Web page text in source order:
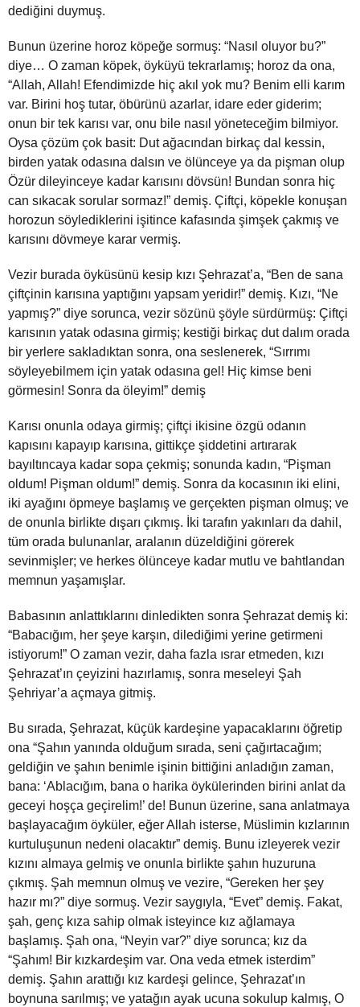
dediğini duymuş.
Bunun üzerine horoz köpeğe sormuş: “Nasıl oluyor bu?”
diye… O zaman köpek, öyküyü tekrarlamış; horoz da ona,
“Allah, Allah! Efendimizde hiç akıl yok mu? Benim elli karım
var. Birini hoş tutar, öbürünü azarlar, idare eder giderim;
onun bir tek karısı var, onu bile nasıl yöneteceğim bilmiyor.
Oysa çözüm çok basit: Dut ağacından birkaç dal kessin,
birden yatak odasına dalsın ve ölünceye ya da pişman olup
Özür dileyinceye kadar karısını dövsün! Bundan sonra hiç
can sıkacak sorular sormaz!” demiş. Çiftçi, köpekle konuşan
horozun söylediklerini işitince kafasında şimşek çakmış ve
karısını dövmeye karar vermiş.
Vezir burada öyküsünü kesip kızı Şehrazat’a, “Ben de sana
çift­çinin karısına yaptığını yapsam yeridir!” demiş. Kızı, “Ne
yapmış?” diye sorunca, vezir sözünü şöyle sürdürmüş: Çiftçi
karısının yatak odasına girmiş; kestiği birkaç dut dalım orada
bir yerlere sakladıktan sonra, ona seslenerek, “Sırrımı
söyleyebilmem için yatak odasına gel! Hiç kimse beni
görmesin! Sonra da öleyim!” demiş
Karısı onunla odaya girmiş; çiftçi ikisine özgü odanın
kapısını kapayıp karısına, gittikçe şiddetini artırarak
bayıltıncaya kadar sopa çekmiş; sonunda kadın, “Pişman
oldum! Pişman oldum!” demiş. Sonra da kocasının iki elini,
iki ayağını öpmeye baş­lamış ve gerçekten pişman olmuş; ve
de onunla birlikte dışarı çıkmış. İki tarafın yakınları da dahil,
tüm orada bulunanlar, aralanın düzeldiğini görerek
sevinmişler; ve herkes ölünceye kadar mutlu ve bahtlandan
memnun yaşamışlar.
Babasının anlattıklarını dinledikten sonra Şehrazat demiş ki:
“Babacığım, her şeye karşın, dilediğimi yerine getirmeni
istiyorum!” O zaman vezir, daha fazla ısrar etmeden, kızı
Şehrazat’ın çeyizini hazırlamış, sonra meseleyi Şah
Şehriyar’a açmaya gitmiş.
Bu sırada, Şehrazat, küçük kardeşine yapacaklarını öğretip
ona “Şahın yanında olduğum sırada, seni çağırtacağım;
geldiğin ve şahın benimle işinin bittiğini anladığın zaman,
bana: ‘Ablacığım, bana o harika öykülerinden birini anlat da
geceyi hoşça geçirelim!’ de! Bunun üzerine, sana anlatmaya
başlayacağım öyküler, eğer Allah isterse, Müslimin kızlarının
kurtuluşunun nedeni olacaktır” demiş. Bunu izleyerek vezir
kızını almaya gelmiş ve onunla birlikte şahın huzuruna
çıkmış. Şah memnun olmuş ve vezire, “Gereken her şey
hazır mı?” diye sormuş. Vezir saygıyla, “Evet” demiş. Fakat,
şah, genç kıza sahip olmak isteyince kız ağlamaya
başlamış. Şah ona, “Neyin var?” diye sorunca; kız da
“Şahım! Bir kızkardeşim var. Ona veda etmek isterdim”
demiş. Şahın arattığı kız kardeşi gelince, Şehrazat’ın
boynuna sarılmış; ve yatağın ayak ucuna sokulup kalmış, O